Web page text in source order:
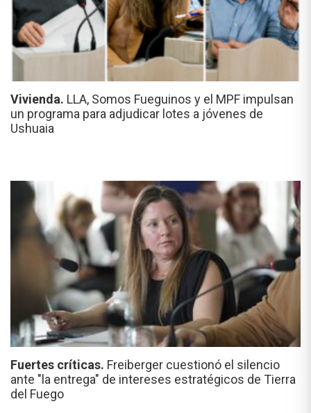
Vivienda. LLA, Somos Fueguinos y el MPF impulsan
un programa para adjudicar lotes a jóvenes de
Ushuaia
Fuertes críticas. Freiberger cuestionó el silencio
ante "la entrega" de intereses estratégicos de Tierra
del Fuego